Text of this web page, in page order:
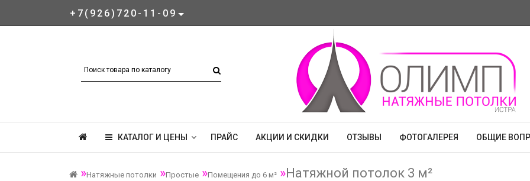
+7(926)720-11-09
КАТАЛОГ И ЦЕНЫ ПРАЙС АКЦИИ И СКИДКИ ОТЗЫВЫ ФОТОГАЛЕРЕЯ ОБЩИЕ
Натяжные потолки Простые Помещения до 6 м² Натяжной потолок 3 м²